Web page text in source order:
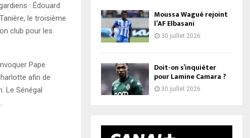
: Édouard
le troisième
club pour les
Pape
afin de
Le Sénégal
Moussa Wagué rejoint
l’AF Elbasani
30 juillet 2026
Doit-on s’inquiéter
pour Lamine Camara ?
30 juillet 2026